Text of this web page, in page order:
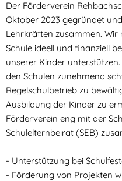
Der Förderverein
Oktober 2023 gegründet
Lehrkräften zusammen.
Schule ideell und finanziell
unserer Kinder
den Schulen zunehmend
Regelschulbetrieb zu
Ausbildung der Kinder zu
Förderverein eng mit der
Schulelternbeirat (SEB)
- Unterstützung bei
- Förderung von Projekten